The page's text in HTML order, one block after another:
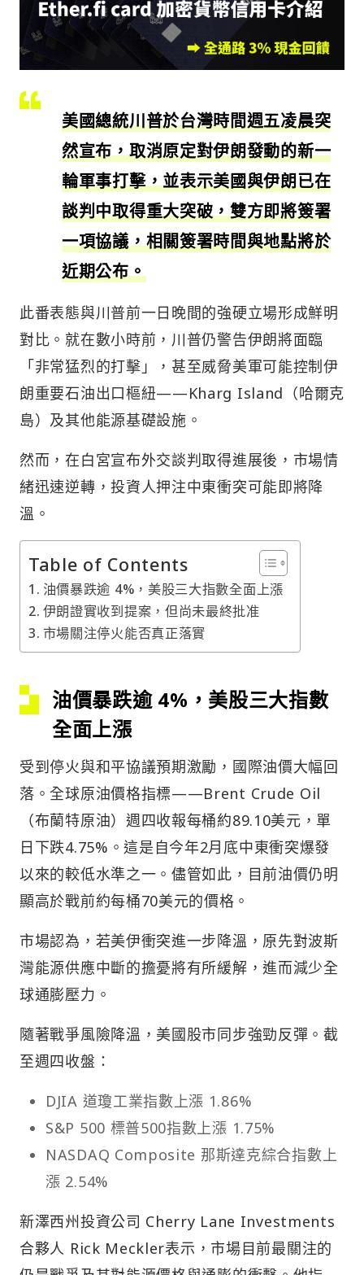
美國總統川普於台灣時間週五凌晨突
然宣布，取消原定對伊朗發動的新一
輪軍事打擊，並表示美國與伊朗已在
談判中取得重大突破，雙方即將簽署
一項協議，相關簽署時間與地點將於
近期公布。
此番表態與川普前一日晚間的強硬立場形成鮮明
對比。就在數小時前，川普仍警告伊朗將面臨
「非常猛烈的打擊」，甚至威脅美軍可能控制伊
朗重要石油出口樞紐——Kharg Island（哈爾克
島）及其他能源基礎設施。
然而，在白宮宣布外交談判取得進展後，市場情
緒迅速逆轉，投資人押注中東衝突可能即將降
溫。
Table of Contents
油價暴跌逾 4%，美股三大指數全面上漲
伊朗證實收到提案，但尚未最終批准
市場關注停火能否真正落實
油價暴跌逾 4%，美股三大指數
全面上漲
受到停火與和平協議預期激勵，國際油價大幅回
落。全球原油價格指標——Brent Crude Oil
（布蘭特原油）週四收報每桶約89.10美元，單
日下跌4.75%。這是自今年2月底中東衝突爆發
以來的較低水準之一。儘管如此，目前油價仍明
顯高於戰前約每桶70美元的價格。
市場認為，若美伊衝突進一步降溫，原先對波斯
灣能源供應中斷的擔憂將有所緩解，進而減少全
球通膨壓力。
隨著戰爭風險降溫，美國股市同步強勁反彈。截
至週四收盤：
DJIA 道瓊工業指數上漲 1.86%
S&P 500 標普500指數上漲 1.75%
NASDAQ Composite 那斯達克綜合指數上
漲 2.54%
新澤西州投資公司 Cherry Lane Investments
合夥人 Rick Meckler表示，市場目前最關注的